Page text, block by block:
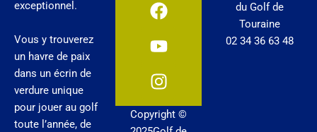
exceptionnel.
Vous y trouverez
un havre de paix
dans un écrin de
verdure unique
pour jouer au golf
toute l’année, de
a
c
e
b
o
o
k
o
u
t
u
b
e
n
s
t
a
g
r
a
Copyright ©
du Golf de
Touraine
02 34 36 63 48